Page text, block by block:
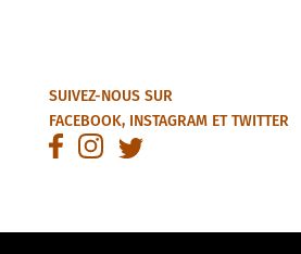
SUIVEZ-NOUS SUR
FACEBOOK, INSTAGRAMETTWITTER